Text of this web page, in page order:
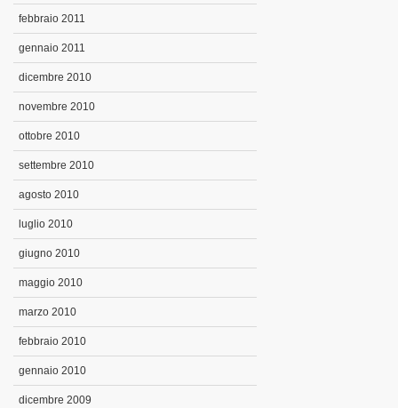
febbraio 2011
gennaio 2011
dicembre 2010
novembre 2010
ottobre 2010
settembre 2010
agosto 2010
luglio 2010
giugno 2010
maggio 2010
marzo 2010
febbraio 2010
gennaio 2010
dicembre 2009